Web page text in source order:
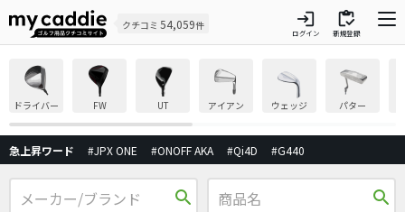
クチコミ 54,059件 login
ログイン
inventory
新規登録
ドライバー FW UT アイアン ウェッジ パター
急上昇ワード #JPX ONE #ONOFF AKA #Qi4D #G440
search search